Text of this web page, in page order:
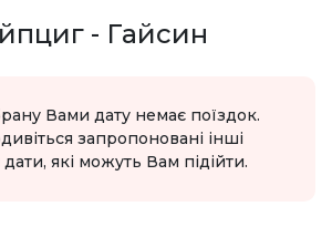
- Гайсин
Вами дату немає поїздок.
запропоновані інші
які можуть Вам підійти.